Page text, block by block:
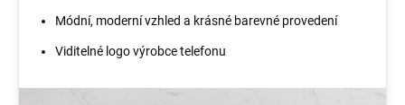
Módní, moderní vzhled a krásné barevné provedení
Viditelné logo výrobce telefonu